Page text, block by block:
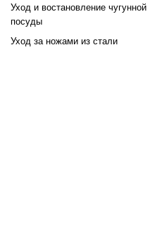
Уход и востановление чугунной
посуды
Уход за ножами из стали